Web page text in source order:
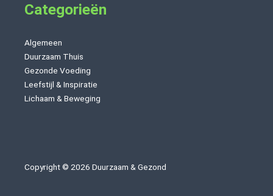
Categorieën
Algemeen
Duurzaam Thuis
Gezonde Voeding
Leefstijl & Inspiratie
Lichaam & Beweging
Copyright © 2026 Duurzaam & Gezond